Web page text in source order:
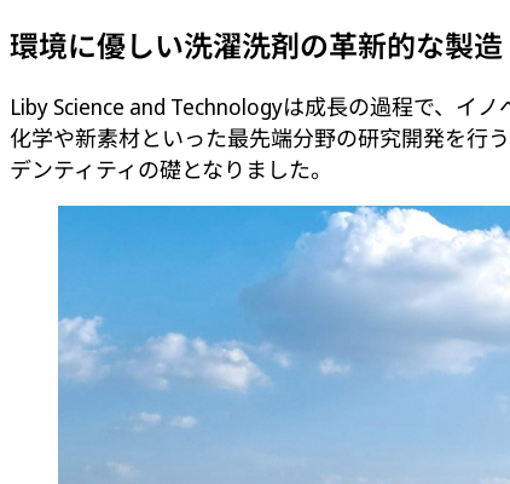
環境に優しい洗濯洗剤の革新的な製造
Liby Science and Technologyは成長の過程で、イ
化学や新素材といった最先端分野の研究開発を行
デンティティの礎となりました。